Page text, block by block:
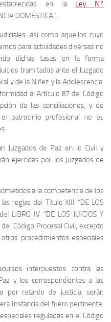
en la Ley N°
DOMÉSTICA”.
así como aquellos cuyo
para actividades diversas no
dichas tasas en la forma
tramitados ante el Juzgado
y de la Niñez y la Adolescencia,
al Artículo 87 del Código
de las conciliaciones, y de
patrocinio profesional no es
Juzgados de Paz en lo Civil y
ejercidas por los Juzgados de
a la competencia de los
reglas del Título XIII “DE LOS
LIBRO IV “DE LOS JUICIOS Y
del Código Procesal Civil, excepto
procedimientos especiales
interpuestos contra las
y los correspondientes a las
por retardo de justicia, serán
Instancia del fuero pertinente,
reguladas en el Código